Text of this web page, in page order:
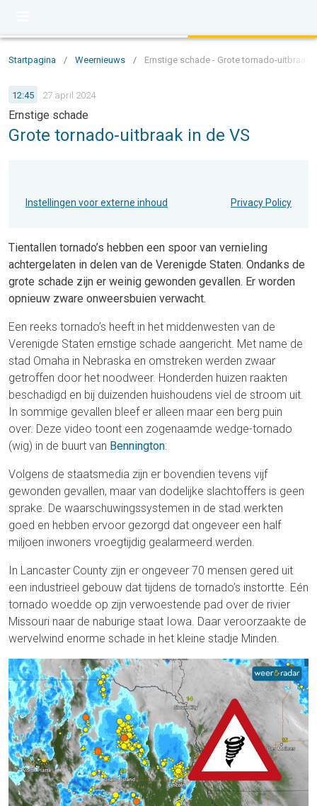
Startpagina / Weernieuws / Ernstige schade - Grote tornado-uitbraak
12:45 27 april 2024
Ernstige schade
Grote tornado-uitbraak in de VS
Instellingen voor externe inhoud Privacy Policy
Tientallen tornado’s hebben een spoor van vernieling
achtergelaten in delen van de Verenigde Staten. Ondanks de
grote schade zijn er weinig gewonden gevallen. Er worden
opnieuw zware onweersbuien verwacht.
Een reeks tornado’s heeft in het middenwesten van de
Verenigde Staten ernstige schade aangericht. Met name de
stad Omaha in Nebraska en omstreken werden zwaar
getroffen door het noodweer. Honderden huizen raakten
beschadigd en bij duizenden huishoudens viel de stroom uit.
In sommige gevallen bleef er alleen maar een berg puin
over. Deze video toont een zogenaamde wedge-tornado
(wig) in de buurt van Bennington:
Volgens de staatsmedia zijn er bovendien tevens vijf
gewonden gevallen, maar van dodelijke slachtoffers is geen
sprake. De waarschuwingssystemen in de stad werkten
goed en hebben ervoor gezorgd dat ongeveer een half
miljoen inwoners vroegtijdig gealarmeerd werden.
In Lancaster County zijn er ongeveer 70 mensen gered uit
een industrieel gebouw dat tijdens de tornado’s instortte. Eén
tornado woedde op zijn verwoestende pad over de rivier
Missouri naar de naburige staat Iowa. Daar veroorzaakte de
wervelwind enorme schade in het kleine stadje Minden.